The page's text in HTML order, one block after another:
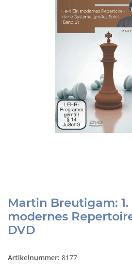
Martin Breutigam: 1.
modernes
DVD
Artikelnummer: 8177